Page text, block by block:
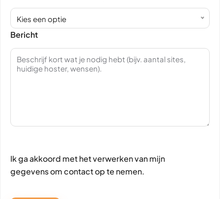
Kies een optie
Bericht
Ik ga akkoord met het verwerken van mijn
gegevens om contact op te nemen.